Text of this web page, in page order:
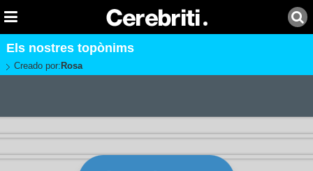
Els nostres topònims
Creado por: Rosa